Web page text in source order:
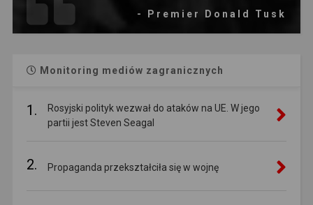
- Premier Donald Tusk
Monitoring mediów zagranicznych
1.
Rosyjski polityk wezwał do ataków na UE. W jego
partii jest Steven Seagal
2. Propaganda przekształciła się w wojnę